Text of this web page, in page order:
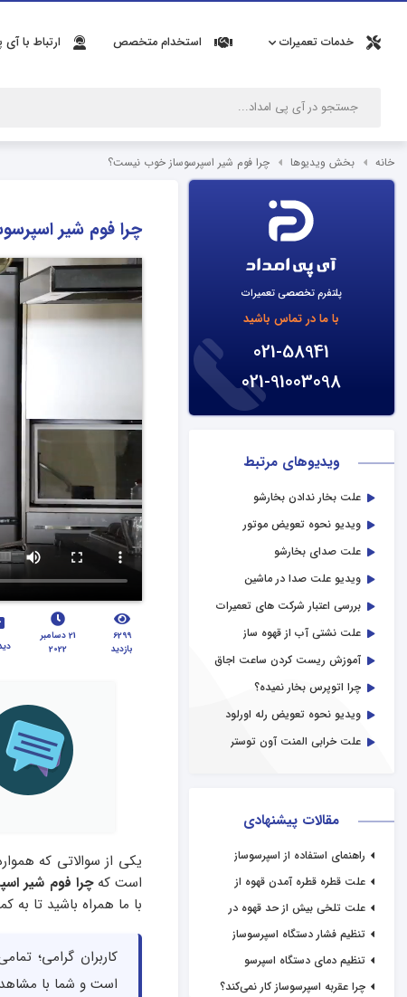
خدمات تعمیرات استخدام متخصص ارتباط با
خانه بخش ویدیوها چرا فوم شیر اسپرسوساز خوب نیست؟
پلتفرم تخصصی تعمیرات
با ما در تماس باشید
021-58941
021-91003098
ویدیوهای مرتبط
علت بخار ندادن بخارشو
ویدیو نحوه تعویض موتور
علت صدای بخارشو
ویدیو علت صدا در ماشین
بررسی اعتبار شرکت های تعمیرات
علت نشتی آب از قهوه ساز
آموزش ریست کردن ساعت اجاق
چرا اتوپرس بخار نمیده؟
ویدیو نحوه تعویض رله اورلود
علت خرابی المنت آون توستر
مقالات پیشنهادی
راهنمای استفاده از اسپرسوساز
علت قطره قطره آمدن قهوه از
علت تلخی بیش از حد قهوه در
تنظیم فشار دستگاه اسپرسوساز
تنظیم دمای دستگاه اسپرسو
چرا عقربه اسپرسوساز کار نمی‌کند؟
چرا فوم شیر
6299
بازدید
21 دسامبر
2022
یکی از سوالاتی که
است کهچرا فوم شیر
با ما همراه باشید تا به
کاربران گرامی؛
است و شما با